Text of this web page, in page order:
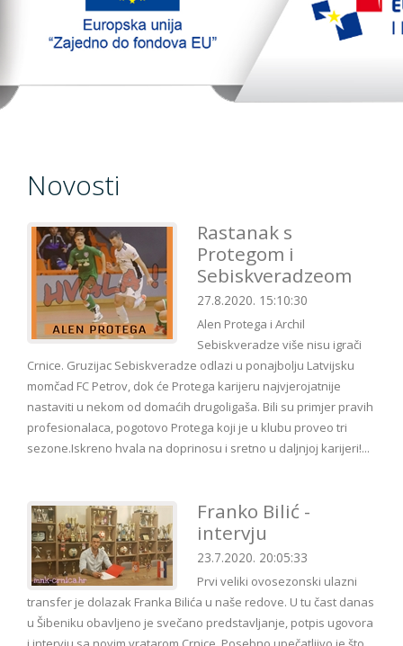
TopTim liga 29-10-2023
Novosti
Rastanak s
Protegom i
Sebiskveradzeom
27.8.2020. 15:10:30
Alen Protega i Archil
Sebiskveradze više nisu igrači
Crnice. Gruzijac Sebiskveradze odlazi u ponajbolju Latvijsku
momčad FC Petrov, dok će Protega karijeru najvjerojatnije
nastaviti u nekom od domaćih drugoligaša. Bili su primjer pravih
profesionalaca, pogotovo Protega koji je u klubu proveo tri
sezone.Iskreno hvala na doprinosu i sretno u daljnjoj karijeri!...
Franko Bilić -
intervju
23.7.2020. 20:05:33
Prvi veliki ovosezonski ulazni
transfer je dolazak Franka Bilića u naše redove. U tu čast danas
u Šibeniku obavljeno je svečano predstavljanje, potpis ugovora